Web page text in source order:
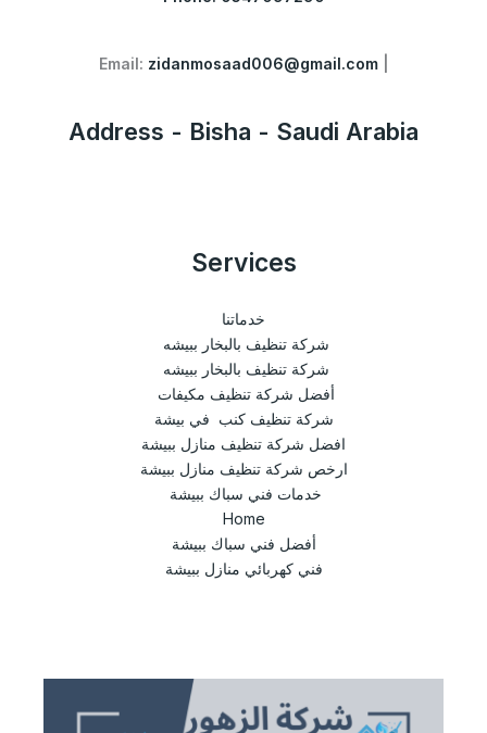
| Email:
zidanmosaad006@gmail.com
Address - Bisha - Saudi Arabia
Services
خدماتنا
شركة تنظيف بالبخار ببيشه
شركة تنظيف بالبخار ببيشه
أفضل شركة تنظيف مكيفات
شركة تنظيف كنب في بيشة
افضل شركة تنظيف منازل ببيشة
ارخص شركة تنظيف منازل ببيشة
خدمات فني سباك ببيشة
Home
أفضل فني سباك ببيشة
فني كهربائي منازل ببيشة